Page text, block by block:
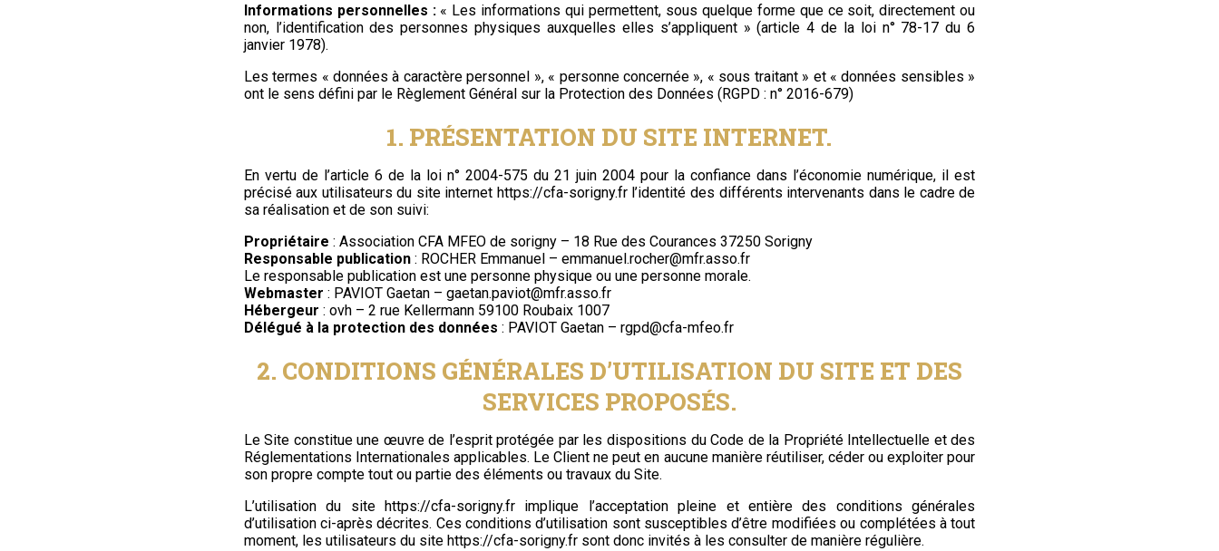
Informations personnelles :« Les informations qui permettent, sous quelque forme que ce soit, directement ou
non, l’identification des personnes physiques auxquelles elles s’appliquent » (article 4 de la loi n° 78-17 du 6
janvier 1978).
Les termes « données à caractère personnel », « personne concernée », « sous traitant » et « données sensibles »
ont le sens défini par le Règlement Général sur la Protection des Données (RGPD : n° 2016-679)
1. PRÉSENTATION DU SITE INTERNET.
En vertu de l’article 6 de la loi n° 2004-575 du 21 juin 2004 pour la confiance dans l’économie numérique, il est
précisé aux utilisateurs du site internet https://cfa-sorigny.frl’identité des différents intervenants dans le cadre de
sa réalisation et de son suivi:
Propriétaire : Association CFA MFEO de sorigny – 18 Rue des Courances 37250 Sorigny
Responsable publication: ROCHER Emmanuel – emmanuel.rocher@mfr.asso.fr
Le responsable publication est une personne physique ou une personne morale.
Webmaster : PAVIOT Gaetan – gaetan.paviot@mfr.asso.fr
Hébergeur : ovh – 2 rue Kellermann 59100 Roubaix 1007
Délégué à la protection des données : PAVIOT Gaetan – rgpd@cfa-mfeo.fr
2. CONDITIONS GÉNÉRALES D’UTILISATION DU SITE ET DES
SERVICES PROPOSÉS.
Le Site constitue une œuvre de l’esprit protégée par les dispositions du Code de la Propriété Intellectuelle et des
Réglementations Internationales applicables. Le Client ne peut en aucune manière réutiliser, céder ou exploiter pour
son propre compte tout ou partie des éléments ou travaux du Site.
L’utilisation du site
https://cfa-sorigny.fr implique l’acceptation pleine et entière des conditions générales
d’utilisation ci-après décrites. Ces conditions d’utilisation sont susceptibles d’être modifiées ou complétées à tout
moment, les utilisateurs du site https://cfa-sorigny.frsont donc invités à les consulter de manière régulière.